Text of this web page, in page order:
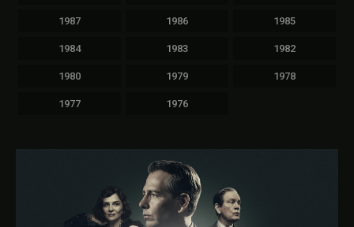
1987 1986 1985
1984 1983 1982
1980 1979 1978
1977 1976